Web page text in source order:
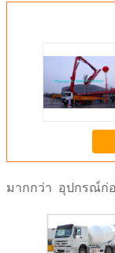
มากกว่า อุปกรณ์ก่